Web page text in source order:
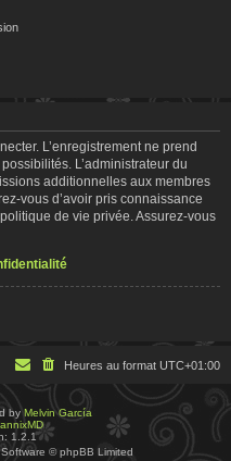
L’enregistrement ne prend
L’administrateur du
additionnelles aux membres
vous d’avoir pris connaissance
de vie privée. Assurez-vous
Heures au format UTC+01:00
byMelvin García
1.2.1
© phpBB Limited